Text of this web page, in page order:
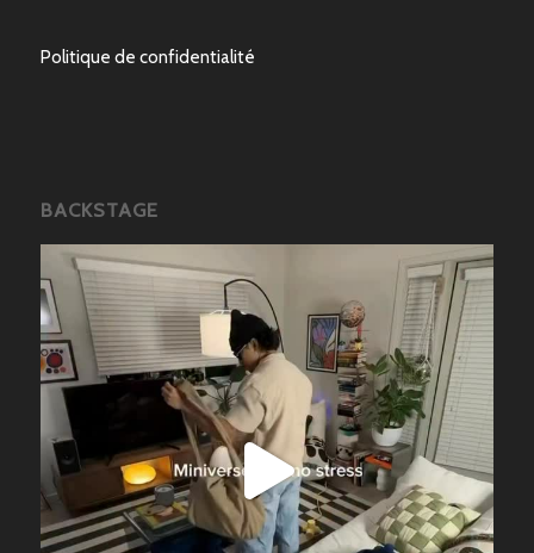
Politique de confidentialité
BACKSTAGE